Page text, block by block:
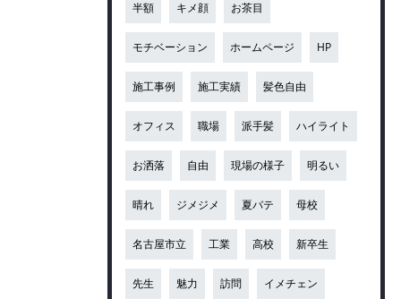
半額 キメ顔 お茶目
モチベーション ホームページ HP
施工事例 施工実績 髪色自由
オフィス 職場 派手髪 ハイライト
お洒落 自由 現場の様子 明るい
晴れ ジメジメ 夏バテ 母校
名古屋市立 工業 高校 新卒生
先生 魅力 訪問 イメチェン